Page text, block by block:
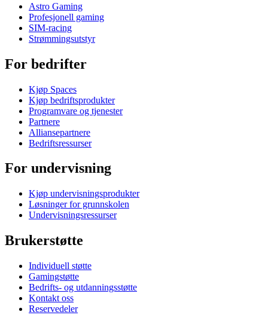
Astro Gaming
Profesjonell gaming
SIM-racing
Strømmingsutstyr
For bedrifter
Kjøp Spaces
Kjøp bedriftsprodukter
Programvare og tjenester
Partnere
Alliansepartnere
Bedriftsressurser
For undervisning
Kjøp undervisningsprodukter
Løsninger for grunnskolen
Undervisningsressurser
Brukerstøtte
Individuell støtte
Gamingstøtte
Bedrifts- og utdanningsstøtte
Kontakt oss
Reservedeler